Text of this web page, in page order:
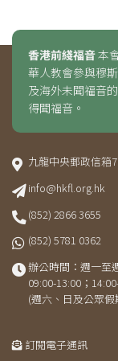
香港前綫福音本
華人教會參與穆
及海外未聞福音
得聞福音。
九龍中央郵政信箱
info@hkfl.org.hk
(852) 2866 3655
(852) 5781 0362
辦公時間：週一至
09:00-13:00；
(週六、日及公眾假
訂閱電子通訊